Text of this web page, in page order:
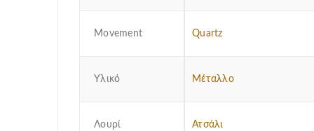
Μovement Quartz
Υλικό Μέταλλο
Λουρί Ατσάλι